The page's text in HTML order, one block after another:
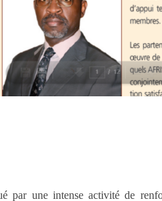
par une intense activité de